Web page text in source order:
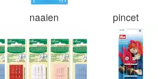
naaien pincet